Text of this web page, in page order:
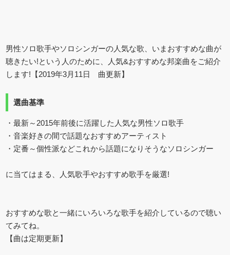
男性ソロ歌手やソロシンガーの人気な歌、いまおすすめな曲が
聴きたい!という人のために、人気&おすすめな邦楽曲をご紹介
します!【2019年3月11日 曲更新】
選曲基準
・最新～2015年前後に活躍した人気な男性ソロ歌手
・音楽好きの間で話題なおすすめアーティスト
・定番～個性派などこれから話題になりそうなソロシンガー
に当てはまる、人気歌手やおすすめ歌手を厳選!
おすすめな歌と一緒にいろいろな歌手を紹介しているので聴い
てみてね。
【曲は定期更新】